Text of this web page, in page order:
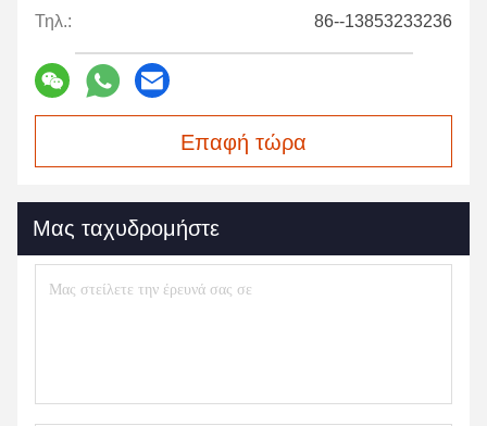
Τηλ.: 86--13853233236
Επαφή τώρα
Μας ταχυδρομήστε